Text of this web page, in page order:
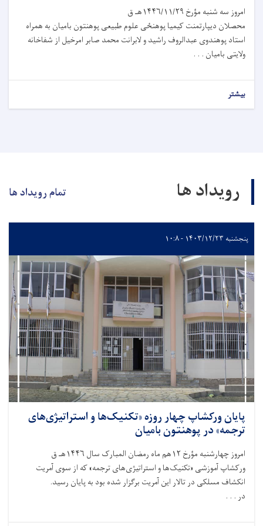
امروز سه شنبه مؤرخ ۱۴۴۶/۱۱/۲۹هـ ق
محصلان دیپارتمنت کیمیا پوهنځی علوم طبیعی پوهنتون بامیان به همراه
استاد پوهندوی عبدالروف راشید و لابرانت محمد صابر امرخیل از شفاخانه
ولایتی بامیان . . .
بیشتر
رویداد ها تمام رویداد ها
پنجشنبه ۱۴۰۳/۱۲/۲۳ - ۱۰:۸
پایان ورکشاپ چهار روزه «تکنیک‌ها و استراتیژی‌های
ترجمه» در پوهنتون بامیان
امروز چهارشنبه مؤرخ ۱۲هم ماه رمضان المبارک سال ۱۴۴۶هـ ق
ورکشاپ آموزشی «تکنیک‌ها و استراتیژی‌های ترجمه» که از سوی آمریت
انکشاف مسلکی در تالار این آمریت برگزار شده بود به پایان رسید.
در . . .